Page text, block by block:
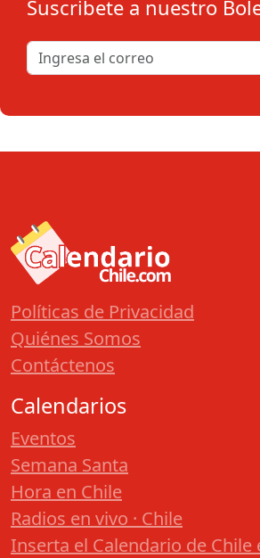
Suscribete a nuestro
Políticas de Privacidad
Quiénes Somos
Contáctenos
Calendarios
Eventos
Semana Santa
Hora en Chile
Radios en vivo · Chile
Inserta el Calendario de Chile